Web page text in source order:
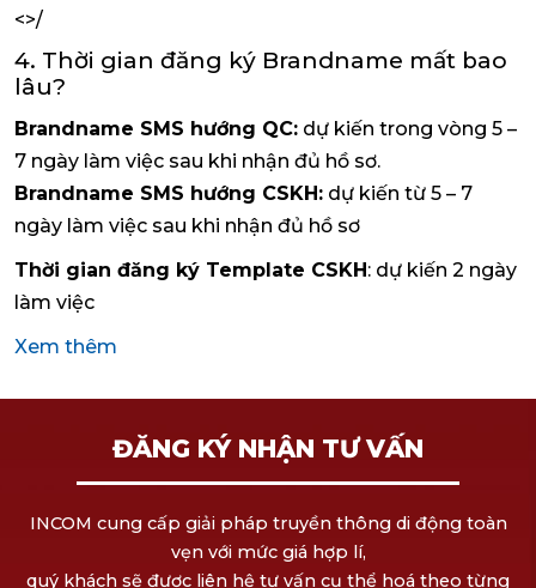
<>/
4. Thời gian đăng ký Brandname mất bao
lâu?
Brandname SMS hướng QC: dự kiến trong vòng 5 –
7 ngày làm việc sau khi nhận đủ hồ sơ.
Brandname SMS hướng CSKH: dự kiến từ 5 – 7
ngày làm việc sau khi nhận đủ hồ sơ
Thời gian đăng ký Template CSKH: dự kiến 2 ngày
làm việc
Xem thêm
ĐĂNG KÝ NHẬN TƯ VẤN
INCOM cung cấp giải pháp truyền thông di động toàn
vẹn với mức giá hợp lí,
quý khách sẽ được liên hệ tư vấn cụ thể hoá theo từng